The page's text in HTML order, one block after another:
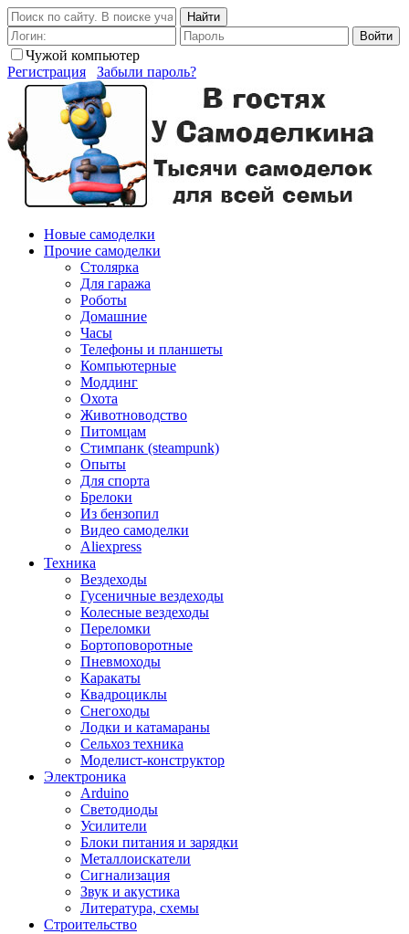
Найти
Войти
Чужой компьютер
Регистрация
Забыли пароль?
Новые самоделки
Прочие самоделки
Столярка
Для гаража
Роботы
Домашние
Часы
Телефоны и планшеты
Компьютерные
Моддинг
Охота
Животноводство
Питомцам
Стимпанк (steampunk)
Опыты
Для спорта
Брелоки
Из бензопил
Видео самоделки
Aliexpress
Техника
Вездеходы
Гусеничные вездеходы
Колесные вездеходы
Переломки
Бортоповоротные
Пневмоходы
Каракаты
Квадроциклы
Снегоходы
Лодки и катамараны
Сельхоз техника
Моделист-конструктор
Электроника
Arduino
Светодиоды
Усилители
Блоки питания и зарядки
Металлоискатели
Сигнализация
Звук и акустика
Литература, схемы
Строительство